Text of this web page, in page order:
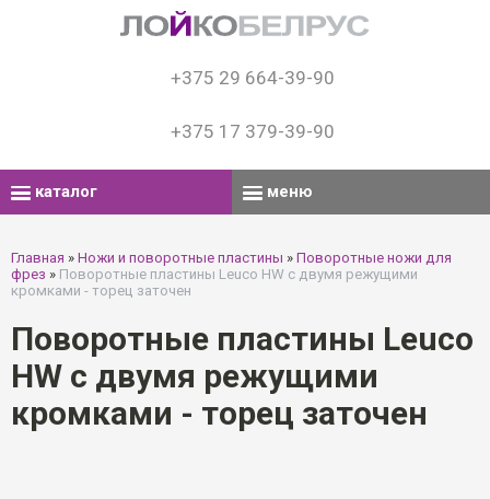
+375 29 664-39-90
+375 17 379-39-90
каталог меню
Главная » Ножи и поворотные пластины » Поворотные ножи для
фрез » Поворотные пластины Leuco HW с двумя режущими
кромками - торец заточен
Поворотные пластины Leuco
HW с двумя режущими
кромками - торец заточен